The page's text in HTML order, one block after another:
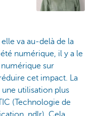
va au-delà de la
numérique, il y a le
sur
cet impact. La
utilisation plus
(Technologie de